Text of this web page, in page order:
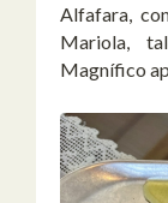
Alfafara,
Mariola,
Magnífico